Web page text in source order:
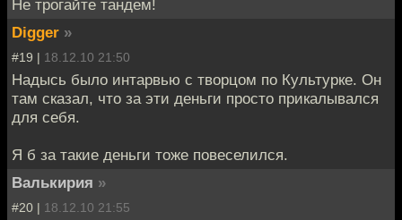
Не трогайте тандем!
Digger »
#19 | 18.12.10 21:50
Надысь было интарвью с творцом по Культурке. Он
там сказал, что за эти деньги просто прикалывался
для себя.
Я б за такие деньги тоже повеселился.
Валькирия »
#20 | 18.12.10 21:55